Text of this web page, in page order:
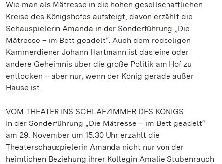
Wie man als Mätresse in die hohen gesellschaftlichen
Kreise des Königshofes aufsteigt, davon erzählt die
Schauspielerin Amanda in der Sonderführung „Die
Mätresse – im Bett geadelt“. Auch dem redseligen
Kammerdiener Johann Hartmann ist das eine oder
andere Geheimnis über die große Politik am Hof zu
entlocken – aber nur, wenn der König gerade außer
Hause ist.
VOM THEATER INS SCHLAFZIMMER DES KÖNIGS
In der Sonderführung „Die Mätresse – im Bett geadelt“
am 29. November um 15.30 Uhr erzählt die
Theaterschauspielerin Amanda nicht nur von der
heimlichen Beziehung ihrer Kollegin Amalie Stubenrauch